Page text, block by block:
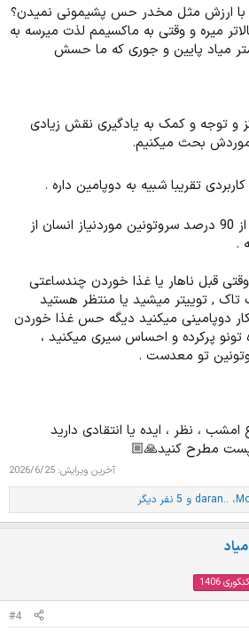
با ارزش مثل مخدر حس پشیمونی نمیدن؟
میره و وقتی به ماکسیمم لذت میرسه به
میاد پایین و جوری که ما حسش
و توجه و کمک به یادگیری نقش زیادی
بحث میکنیم.
تقریبا شبیه به دوپامین داره .
بیش از 90 درصد سروتونین موردنیاز انسان از
.
قبل ناهار یا غذا خوردن چندساعتی
تاک , توییتر میشید یا منتظر هستید
دوپامینی میکنید دیگه حس غذا خوردن
تونو پرکرده و احساس سیری میکنید ،
تو معدست .
، نظر ، ایده یا انتقادی دارید
مطرح کنید🙏🏼
آخرین ویرایش: 2026/6/25
، daran.. و 5 نفر دیگر
کنکوری 1406
#4